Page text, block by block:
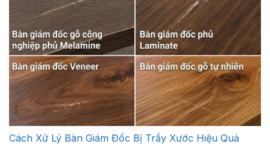
Cách Xử Lý Bàn Giám Đốc Bị Trầy Xước Hiệu Quả